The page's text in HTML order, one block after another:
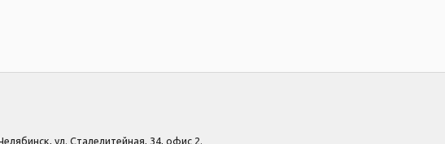
ул. Сталелитейная, 34, офис 2.